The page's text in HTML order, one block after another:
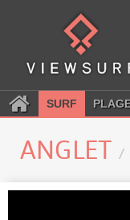
SURF
ANGLET